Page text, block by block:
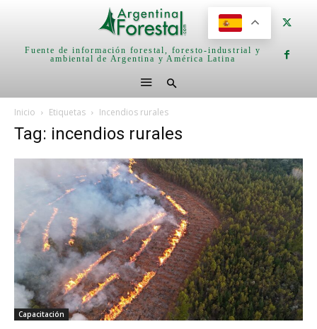
Fuente de información forestal, foresto-industrial y
ambiental de Argentina y América Latina
Inicio Etiquetas Incendios rurales
Tag: incendios rurales
Capacitación